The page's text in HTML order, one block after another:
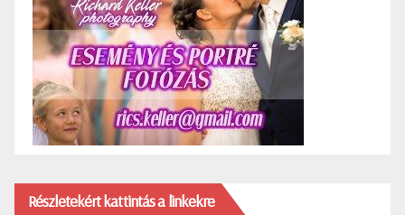
Részletekért kattintás a linkekre